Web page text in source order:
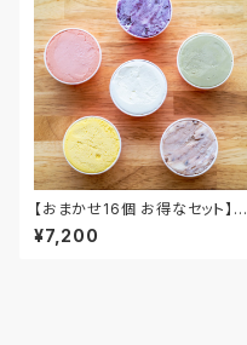
【おまかせ16個 お得なセット】名
水育ちの生乳ジェラート16個セ
ット
¥7,200